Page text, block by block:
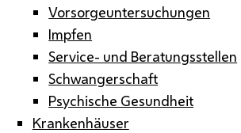
Vorsorgeuntersuchungen
Impfen
Service- und Beratungsstellen
Schwangerschaft
Psychische Gesundheit
Krankenhäuser